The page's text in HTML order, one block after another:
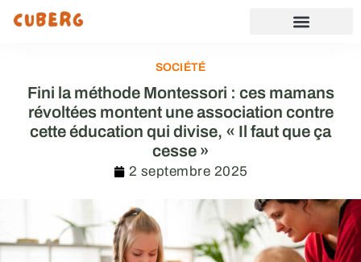
SOCIÉTÉ
Fini la méthode Montessori : ces mamans
révoltées montent une association contre
cette éducation qui divise, « Il faut que ça
cesse »
2 septembre 2025